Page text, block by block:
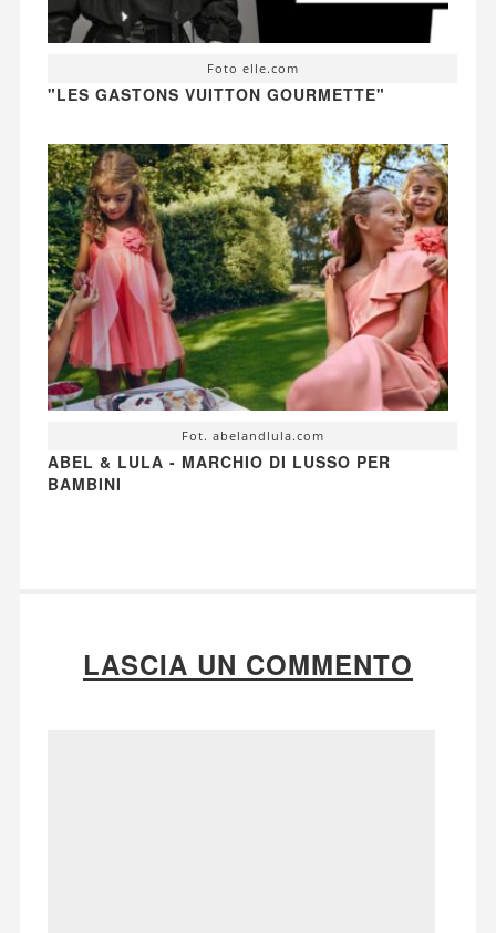
Foto elle.com
"LES GASTONS VUITTON GOURMETTE"
Fot. abelandlula.com
ABEL & LULA - MARCHIO DI LUSSO PER
BAMBINI
LASCIA UN COMMENTO